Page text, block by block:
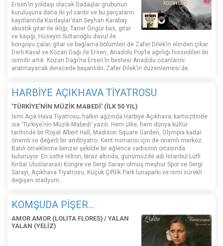
Ersen’in yoldaşı olacak Dadaşlar grubunun
kuruluşuna daha iki yıl vardır ve bu parçaların
kayıtlarında Kardaşlar’dan Seyhan Karabay
akustik gitar ile ıklığı, Taner Öngür bas, gitar
ve kaşığı, Hüseyin Sultanoğlu davul ile
bongoyu çalar; gitar ve bağlama bölümleri de Zafer Dilek’in elinden çıkar.
Derli Kaval ve Kozan Dağı ile Ersen, Anadolu Pop’ta ağırlığı hissedilen bir
isimdir artık. Kozan Dağı’na Ersen’in bestesi Anadolu ozanlarını
aratmayacak derecede başarılıdır; Zafer Dilek’in düzenlemesi de.
HARBİYE AÇIKHAVA TİYATROSU
'TÜRKİYE'NİN MÜZİK MABEDİ' (İLK 50 YIL)
İsmi Açık Hava Tiyatrosu; halkın ağzında Harbiye Açıkhava; kartvizitinde
ise ‘Türkiye’nin Müzik Mabedi’ yazılı. Hem ülke, hem dünya kültür
tarihinde bir Royal Albert Hall, Madison Square Garden, Olympia kadar
önemli ve değerli bir amfitiyatro. Kent mimarisi için de önemli merkez.
Batılı örneklerine benzer şekilde bir eğlence vadisinin ortasında
bulunuyor. En üstte Hilton, biraz altında, günümüzde adı İstanbul Lütfi
Kırdar Uluslararası Kongre ve Sergi Sarayı olmuş meşhur Spor ve Sergi
Sarayı, Açıkhava Tiyatrosu, Küçük Çiftlik Park lunaparkı ve ismi sürekli
değişen stadyum…
KOMŞUDA PİŞER...
AMOR AMOR (LOLITA FLORES) / YALAN
YALAN (YELİZ)